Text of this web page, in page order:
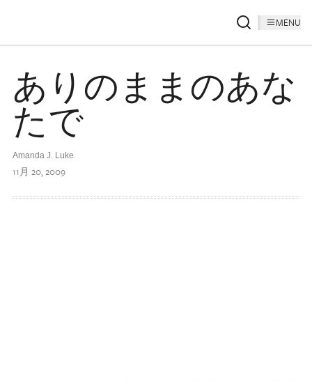
MENU
ありのままのあな
たで
Amanda J. Luke
11月 20, 2009